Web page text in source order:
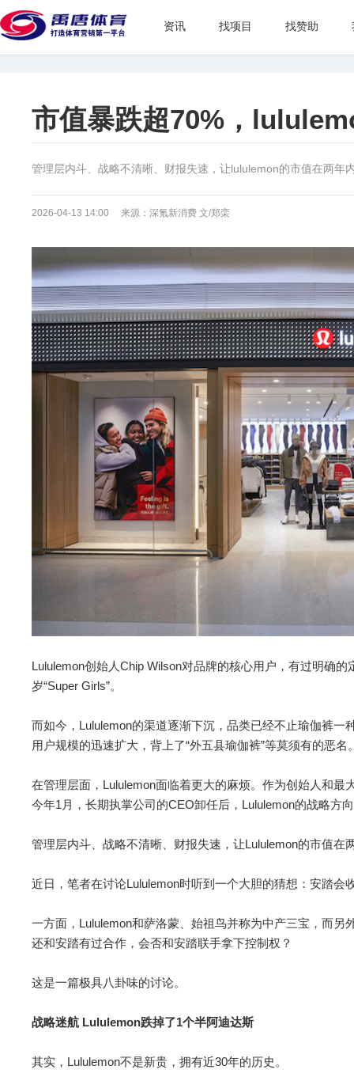
资讯 找项目 找赞助
市值暴跌超70%，
管理层内斗、战略不清晰、财报失速，让lululemon的市值在两年
2026-04-13 14:00 来源：深氪新消费 文/郑栾
Lululemon创始人Chip Wilson对品牌的核心用户，有过明确
岁“Super Girls”。
而如今，Lululemon的渠道逐渐下沉，品类已经不止瑜伽裤
用户规模的迅速扩大，背上了“外五县瑜伽裤”等莫须有的恶名
在管理层面，Lululemon面临着更大的麻烦。作为创始人和
今年1月，长期执掌公司的CEO卸任后，Lululemon的战略方
管理层内斗、战略不清晰、财报失速，让Lululemon的市值在
近日，笔者在讨论Lululemon时听到一个大胆的猜想：安踏会
一方面，Lululemon和萨洛蒙、始祖鸟并称为中产三宝，而
还和安踏有过合作，会否和安踏联手拿下控制权？
这是一篇极具八卦味的讨论。
战略迷航 Lululemon跌掉了1个半阿迪达斯
其实，Lululemon不是新贵，拥有近30年的历史。